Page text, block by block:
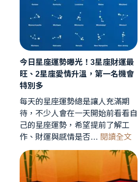
連
珠
罕
見
天
象
曝
星
象
專
家
析：
今日星座運勢曝光！3星座財運最
旺、2星座愛情升溫，第一名機會
特別多
每天的星座運勢總是讓人充滿期
待，不少人會在一天開始前看看自
己的星座運勢，希望提前了解工
作、財運與感情是否… 閱讀全文:
日
星